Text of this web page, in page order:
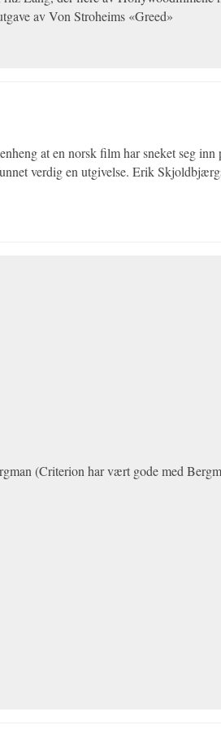
av Von Stroheims «Greed»
at en norsk film har sneket seg inn
verdig en utgivelse. Erik
(Criterion har vært gode med